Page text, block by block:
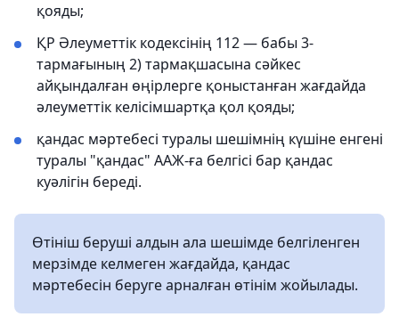
қояды;
ҚР Әлеуметтік кодексінің 112 — бабы 3-
тармағының 2) тармақшасына сәйкес
айқындалған өңірлерге қоныстанған жағдайда
әлеуметтік келісімшартқа қол қояды;
қандас мәртебесі туралы шешімнің күшіне енгені
туралы "қандас" ААЖ-ға белгісі бар қандас
куәлігін береді.
Өтініш беруші алдын ала шешімде белгіленген
мерзімде келмеген жағдайда, қандас
мәртебесін беруге арналған өтінім жойылады.